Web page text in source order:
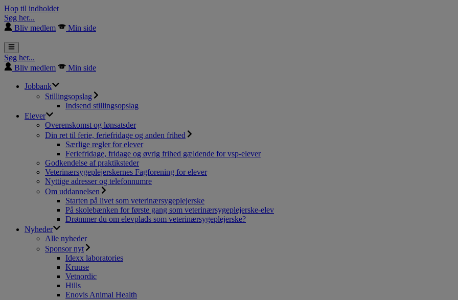
Hop til indholdet
Søg her...
Bliv medlem
Min side
Søg her...
Bliv medlem
Min side
Jobbank
Stillingsopslag
Indsend stillingsopslag
Elever
Overenskomst og lønsatsder
Din ret til ferie, feriefridage og anden frihed
Særlige regler for elever
Feriefridage, fridage og øvrig frihed gældende for vsp-elever
Godkendelse af praktiksteder
Veterinærsygeplejerskernes Fagforening for elever
Nyttige adresser og telefonnumre
Om uddannelsen
Starten på livet som veterinærsygeplejerske
På skolebænken for første gang som veterinærsygeplejerske-elev
Drømmer du om elevplads som veterinærsygeplejerske?
Nyheder
Alle nyheder
Sponsor nyt
Idexx laboratories
Kruuse
Vetnordic
Hills
Enovis Animal Health